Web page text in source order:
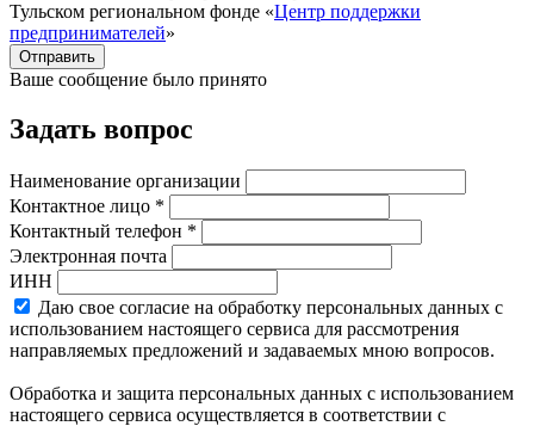
Тульском региональном фонде «Центр поддержки
предпринимателей»
Отправить
Ваше сообщение было принято
Задать вопрос
Наименование организации
Контактное лицо *
Контактный телефон *
Электронная почта
ИНН
Даю свое согласие на обработку персональных данных с
использованием настоящего сервиса для рассмотрения
направляемых предложений и задаваемых мною вопросов.
Обработка и защита персональных данных с использованием
настоящего сервиса осуществляется в соответствии с